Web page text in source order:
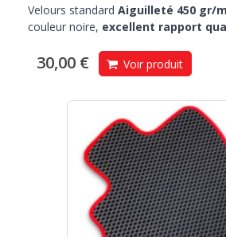
Velours standard Aiguilleté 450 gr/m
couleur noire, excellent rapport
30,00 € Voir produit